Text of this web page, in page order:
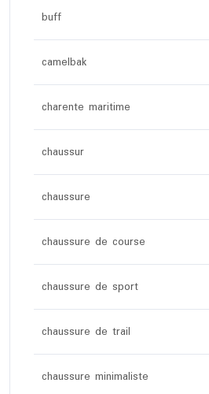
buff
camelbak
charente maritime
chaussur
chaussure
chaussure de course
chaussure de sport
chaussure de trail
chaussure minimaliste